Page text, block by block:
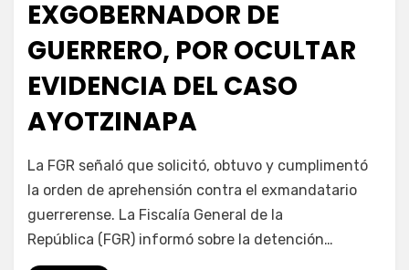
EXGOBERNADOR DE
GUERRERO, POR OCULTAR
EVIDENCIA DEL CASO
AYOTZINAPA
porFernando Miranda Servín
La FGR señaló que solicitó, obtuvo y cumplimentó
la orden de aprehensión contra el exmandatario
guerrerense. La Fiscalía General de la
República (FGR) informó sobre la detención…